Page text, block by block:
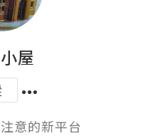
屋
意的新平台